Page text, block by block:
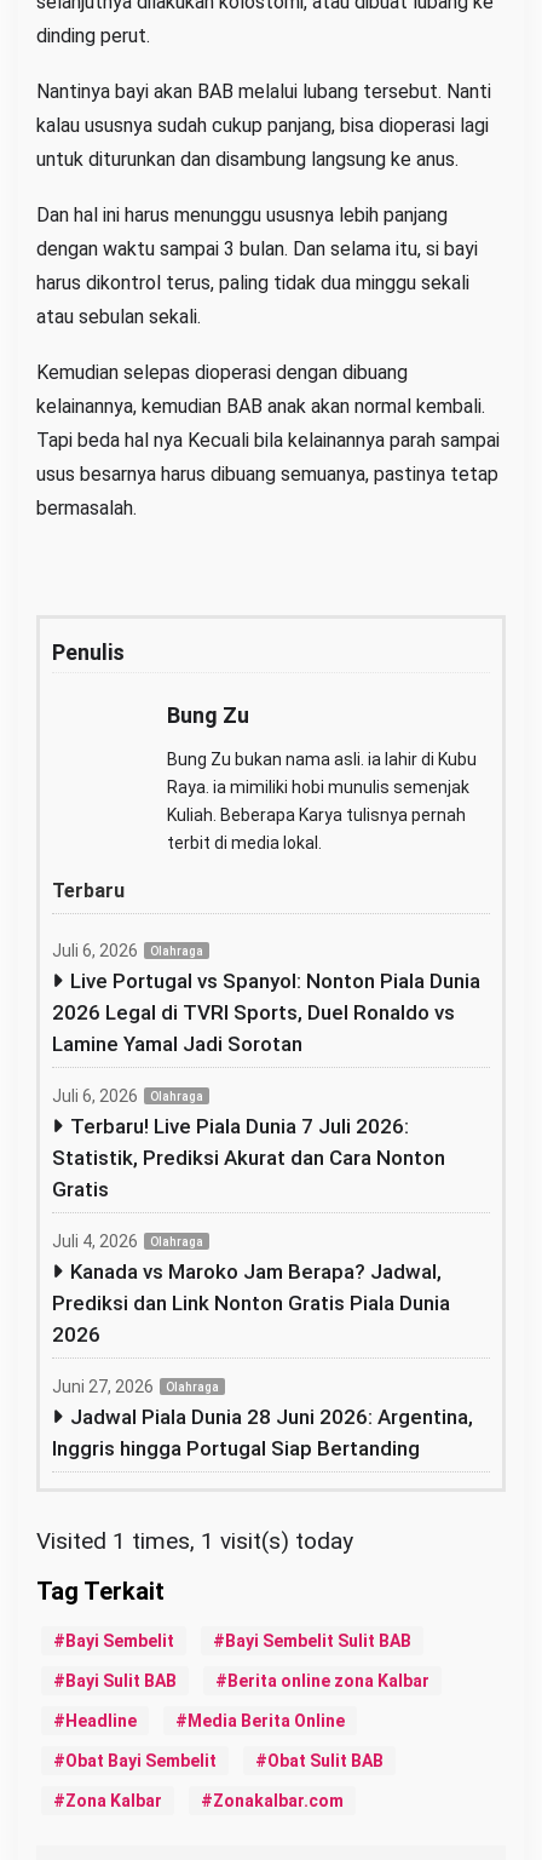
dinding perut.
Nantinya bayi akan BAB melalui lubang tersebut. Nanti
kalau ususnya sudah cukup panjang, bisa dioperasi lagi
untuk diturunkan dan disambung langsung ke anus.
Dan hal ini harus menunggu ususnya lebih panjang
dengan waktu sampai 3 bulan. Dan selama itu, si bayi
harus dikontrol terus, paling tidak dua minggu sekali
atau sebulan sekali.
Kemudian selepas dioperasi dengan dibuang
kelainannya, kemudian BAB anak akan normal kembali.
Tapi beda hal nya Kecuali bila kelainannya parah sampai
usus besarnya harus dibuang semuanya, pastinya tetap
bermasalah.
Penulis
Bung Zu
Bung Zu bukan nama asli. ia lahir di Kubu
Raya. ia mimiliki hobi munulis semenjak
Kuliah. Beberapa Karya tulisnya pernah
terbit di media lokal.
Terbaru
Juli 6, 2026 Olahraga
Live Portugal vs Spanyol: Nonton Piala Dunia
2026 Legal di TVRI Sports, Duel Ronaldo vs
Lamine Yamal Jadi Sorotan
Juli 6, 2026 Olahraga
Terbaru! Live Piala Dunia 7 Juli 2026:
Statistik, Prediksi Akurat dan Cara Nonton
Gratis
Juli 4, 2026 Olahraga
Kanada vs Maroko Jam Berapa? Jadwal,
Prediksi dan Link Nonton Gratis Piala Dunia
2026
Juni 27, 2026 Olahraga
Jadwal Piala Dunia 28 Juni 2026: Argentina,
Inggris hingga Portugal Siap Bertanding
Visited 1 times, 1 visit(s) today
Bayi Sembelit Bayi Sembelit Sulit BAB
Bayi Sulit BAB Berita online zona Kalbar
Headline Media Berita Online
Obat Bayi Sembelit Obat Sulit BAB
Zona Kalbar Zonakalbar.com